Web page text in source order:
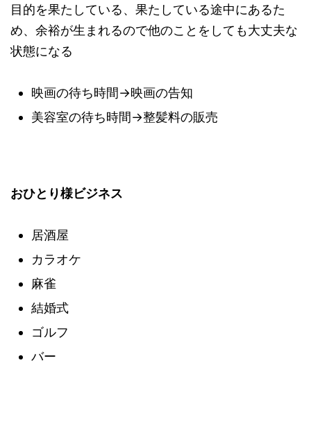
目的を果たしている、果たしている途中にあるた
め、余裕が生まれるので他のことをしても大丈夫な
状態になる
映画の待ち時間→映画の告知
美容室の待ち時間→整髪料の販売
おひとり様ビジネス
居酒屋
カラオケ
麻雀
結婚式
ゴルフ
バー